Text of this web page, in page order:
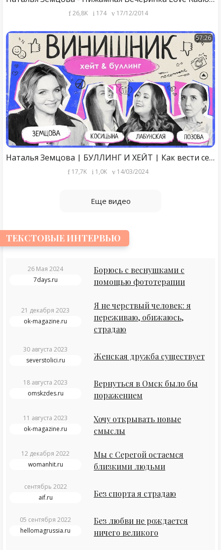
26,8K 174 17/12/2014
57:26
Наталья Земцова | БУЛЛИНГ И ХЕЙТ | Как вести себя с хейтерами, агрессоры и жертвы | ВИНИШНИК
17,7K 1,0K 14/03/2024
Еще видео
ТЕКСТОВЫЕ ИНТЕРВЬЮ
26 Мая 2024
7days.ru
Борюсь с веснушками с
помощью фототерапии
21 декабря 2023
ok-magazine.ru
Я не черствый человек: я
переживаю, обижаюсь,
страдаю
30 августа 2023
severstolici.ru
Женская дружба существует
18 августа 2023
omskzdes.ru
Вернуться в Омск было бы
поражением
11 августа 2023
ok-magazine.ru
Хочу открывать новые
смыслы
12 декабря 2022
womanhit.ru
Мы с Серегой остаемся
близкими людьми
сентябрь 2022
aif.ru
Без спорта я страдаю
05 сентября 2022
hellomagrussia.ru
Без любви не рождается
ничего великого